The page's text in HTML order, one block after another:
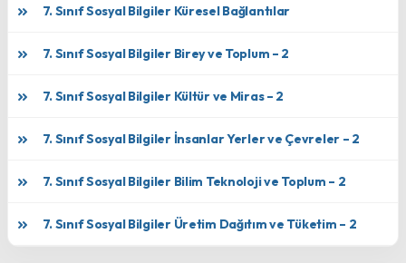
7. Sınıf Sosyal Bilgiler Küresel Bağlantılar
7. Sınıf Sosyal Bilgiler Birey ve Toplum – 2
7. Sınıf Sosyal Bilgiler Kültür ve Miras – 2
7. Sınıf Sosyal Bilgiler İnsanlar Yerler ve Çevreler – 2
7. Sınıf Sosyal Bilgiler Bilim Teknoloji ve Toplum – 2
7. Sınıf Sosyal Bilgiler Üretim Dağıtım ve Tüketim – 2